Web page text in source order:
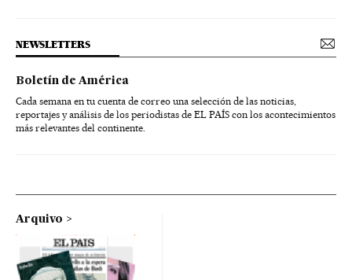
NEWSLETTERS
Boletín de América
Cada semana en tu cuenta de correo una selección de las noticias,
reportajes y análisis de los periodistas de EL PAÍS con los acontecimientos
más relevantes del continente.
Arquivo